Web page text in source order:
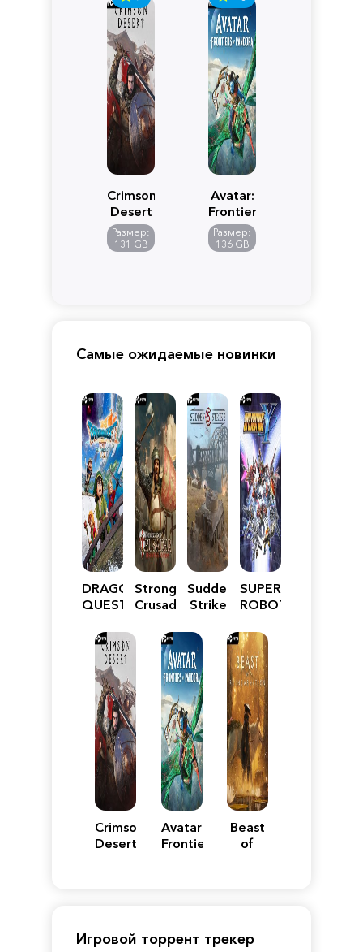
Crimson
Desert
Размер:
131 GB
Avatar:
Frontiers
of
Pandora
Размер:
136 GB
Самые ожидаемые новинки
DRAGON
QUEST
Reimagined
Stronghold
Crusader:
Edition
Sudden
Strike
SUPER
ROBOT
Y
Crimson
Desert
Avatar:
Frontiers
Beast
of
Игровой торрент трекер